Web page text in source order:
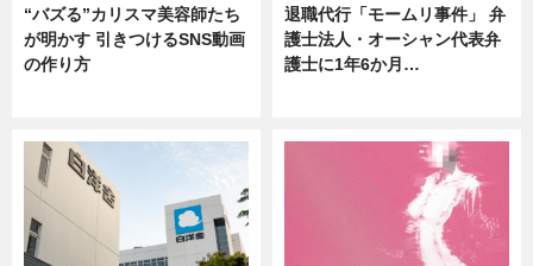
“バズる”カリスマ美容師たち
が明かす 引きつけるSNS動画
の作り方
退職代行「モームリ事件」 弁
護士法人・オーシャン代表弁
護士に1年6か月…